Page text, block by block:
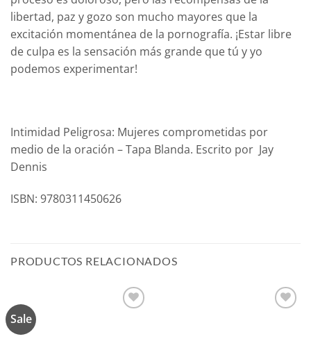
libertad, paz y gozo son mucho mayores que la
excitación momentánea de la pornografía. ¡Estar libre
de culpa es la sensación más grande que tú y yo
podemos experimentar!
Intimidad Peligrosa: Mujeres comprometidas por
medio de la oración – Tapa Blanda. Escrito por Jay
Dennis
ISBN: 9780311450626
PRODUCTOS RELACIONADOS
Sale